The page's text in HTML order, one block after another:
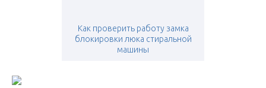
Как проверить работу замка
блокировки люка стиральной
машины